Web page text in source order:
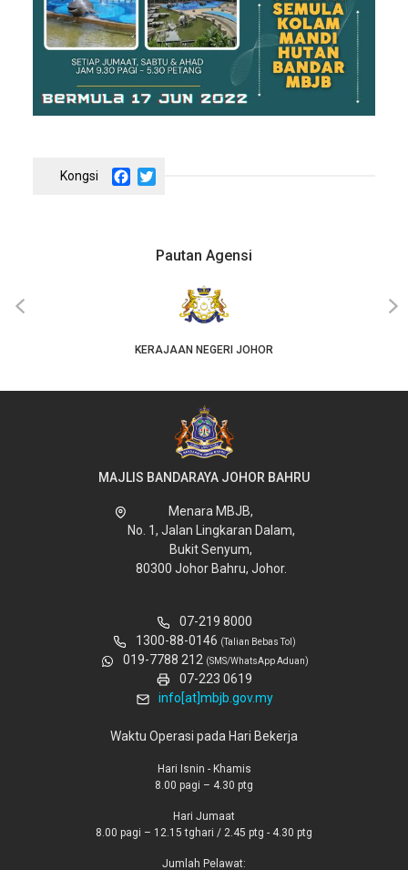
Facebook
Pautan Agensi
KERAJAAN NEGERI JOHOR
‹ ›
MAJLIS BANDARAYA JOHOR BAHRU
Menara MBJB,
No. 1, Jalan Lingkaran Dalam,
Bukit Senyum,
80300 Johor Bahru, Johor.
07-219 8000
1300-88-0146 (Talian Bebas Tol)
019-7788 212 (SMS/WhatsApp Aduan)
07-223 0619
info[at]mbjb.gov.my
Waktu Operasi pada Hari Bekerja
Hari Isnin - Khamis
8.00 pagi – 4.30 ptg
Hari Jumaat
8.00 pagi – 12.15 tghari / 2.45 ptg - 4.30 ptg
Jumlah Pelawat: